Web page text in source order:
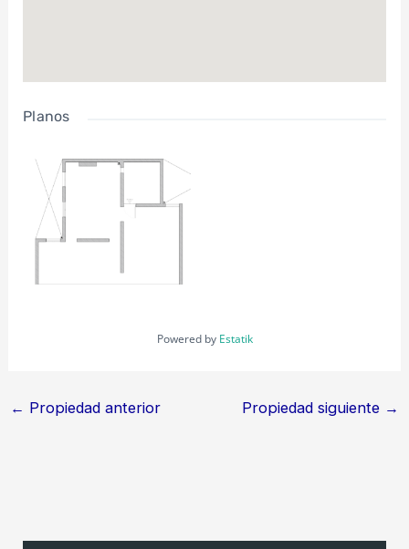
Planos
Powered by Estatik
← Propiedad anterior Propiedad siguiente →